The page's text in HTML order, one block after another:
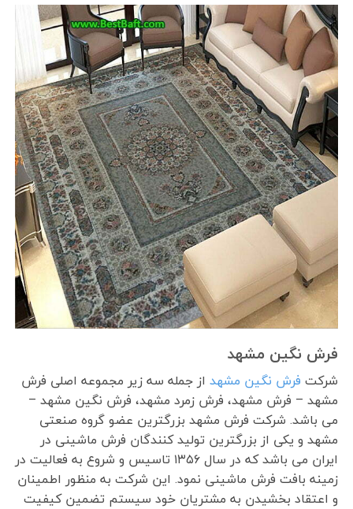
فرش نگین مشهد
شرکت فرش نگین مشهداز جمله سه زیر مجموعه اصلی فرش
مشهد – فرش مشهد، فرش زمرد مشهد، فرش نگین مشهد –
می باشد. شرکت فرش مشهد بزرگترین عضو گروه صنعتی
مشهد و یکی از بزرگترین تولید کنندگان فرش ماشینی در
ایران می باشد که در سال ۱۳۵۶ تاسیس و شروع به فعالیت در
زمینه بافت فرش ماشینی نمود. این شرکت به منظور اطمینان
و اعتقاد بخشیدن به مشتریان خود سیستم تضمین کیفیت